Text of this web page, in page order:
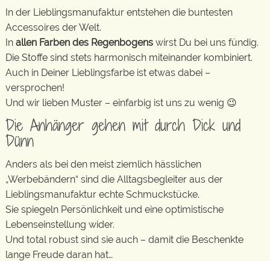
In der Lieblingsmanufaktur entstehen die buntesten
Accessoires der Welt.
In allen Farben des Regenbogens wirst Du bei uns fündig.
Die Stoffe sind stets harmonisch miteinander kombiniert.
Auch in Deiner Lieblingsfarbe ist etwas dabei –
versprochen!
Und wir lieben Muster – einfarbig ist uns zu wenig 😉
Die Anhänger gehen mit durch Dick und
Dünn
Anders als bei den meist ziemlich hässlichen
„Werbebändern“ sind die Alltagsbegleiter aus der
Lieblingsmanufaktur echte Schmuckstücke.
Sie spiegeln Persönlichkeit und eine optimistische
Lebenseinstellung wider.
Und total robust sind sie auch – damit die Beschenkte
lange Freude daran hat…